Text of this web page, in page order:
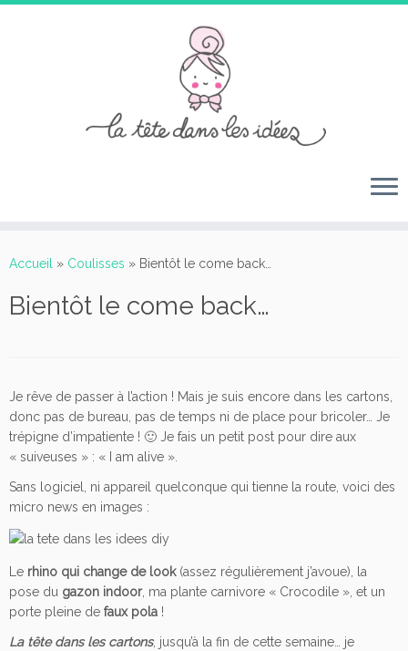
auAccueil » Coulisses » Bientôt le come back…
Bientôt le come back…
Je rêve de passer à l’action ! Mais je suis encore dans les cartons,
donc pas de bureau, pas de temps ni de place pour bricoler… Je
trépigne d’impatiente ! 🙂 Je fais un petit post pour dire aux
« suiveuses » : « I am alive ».
Sans logiciel, ni appareil quelconque qui tienne la route, voici des
micro news en images :
Le rhino qui change de look(assez régulièrement j’avoue), la
pose du gazon indoor, ma plante carnivore « Crocodile », et un
porte pleine de faux pola !
La tête dans les cartons, jusqu’à la fin de cette semaine… je